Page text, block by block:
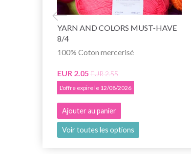
YARN AND COLORS MUST-HAVE
8/4
100% Coton mercerisé
EUR 2.05 EUR 2.55
L'offre expire le 12/08/2026
Ajouter au panier
Voir toutes les options